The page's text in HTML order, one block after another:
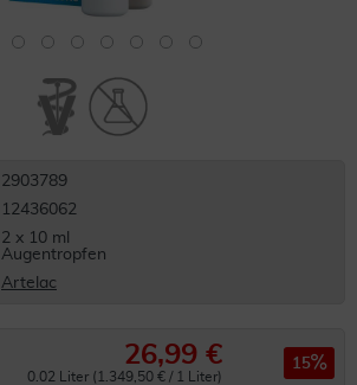
2903789
12436062
2 x 10 ml
Augentropfen
Artelac
26,99 €
0.02 Liter (1.349,50 € / 1 Liter)
15